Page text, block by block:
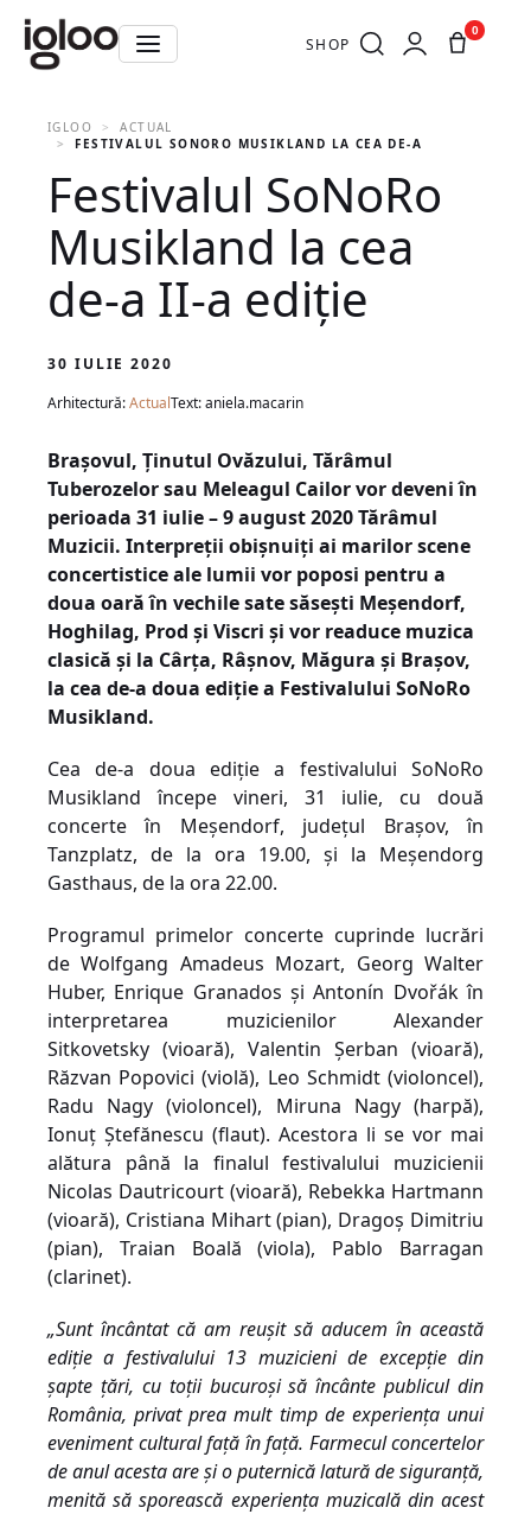
SHOP
0
IGLOO
ACTUAL
FESTIVALUL SONORO MUSIKLAND LA CEA DE-A II-A EDIȚIE
Festivalul SoNoRo
Musikland la cea
de-a II-a ediție
30 IULIE 2020
Arhitectură:ActualText: aniela.macarin
Brașovul, Ținutul Ovăzului, Tărâmul
Tuberozelorsau Meleagul Cailorvor deveni în
perioada 31 iulie – 9 august 2020Tărâmul
Muzicii. Interpreții obișnuiți ai marilor scene
concertistice ale lumii vor poposi pentru a
doua oară în vechile sate săsești Meșendorf,
Hoghilag, Prod și Viscri și vor readuce muzica
clasică și la Cârța, Râșnov, Măgura și Brașov,
la cea de-a doua ediție a Festivalului SoNoRo
Musikland.
Cea de-a doua ediție a festivalului SoNoRo
Musikland începe vineri, 31 iulie, cu două
concerte în Meșendorf, județul Brașov, în
Tanzplatz, de la ora 19.00, și la Meșendorg
Gasthaus, de la ora 22.00.
Programul primelor concerte cuprinde lucrări
de Wolfgang Amadeus Mozart, Georg Walter
Huber, Enrique Granados și Antonín Dvořák în
interpretarea muzicienilor Alexander
Sitkovetsky (vioară), Valentin Șerban (vioară),
Răzvan Popovici (violă), Leo Schmidt (violoncel),
Radu Nagy (violoncel), Miruna Nagy (harpă),
Ionuț Ștefănescu (flaut). Acestora li se vor mai
alătura până la finalul festivalului muzicienii
Nicolas Dautricourt (vioară), Rebekka Hartmann
(vioară), Cristiana Mihart (pian), Dragoș Dimitriu
(pian), Traian Boală (viola), Pablo Barragan
(clarinet).
„Sunt încântatcă am reușitsă aducem în această
ediție a festivalului13 muzicieni de excepțiedin
șapte țări, cu toții bucuroșisă încânte publicul din
România, privat prea mult timp de experiențaunui
eveniment cultural față în față. Farmecul concertelor
de anul acesta are și o puternică latură de siguranță,
menită să sporească experiența muzicală din acest